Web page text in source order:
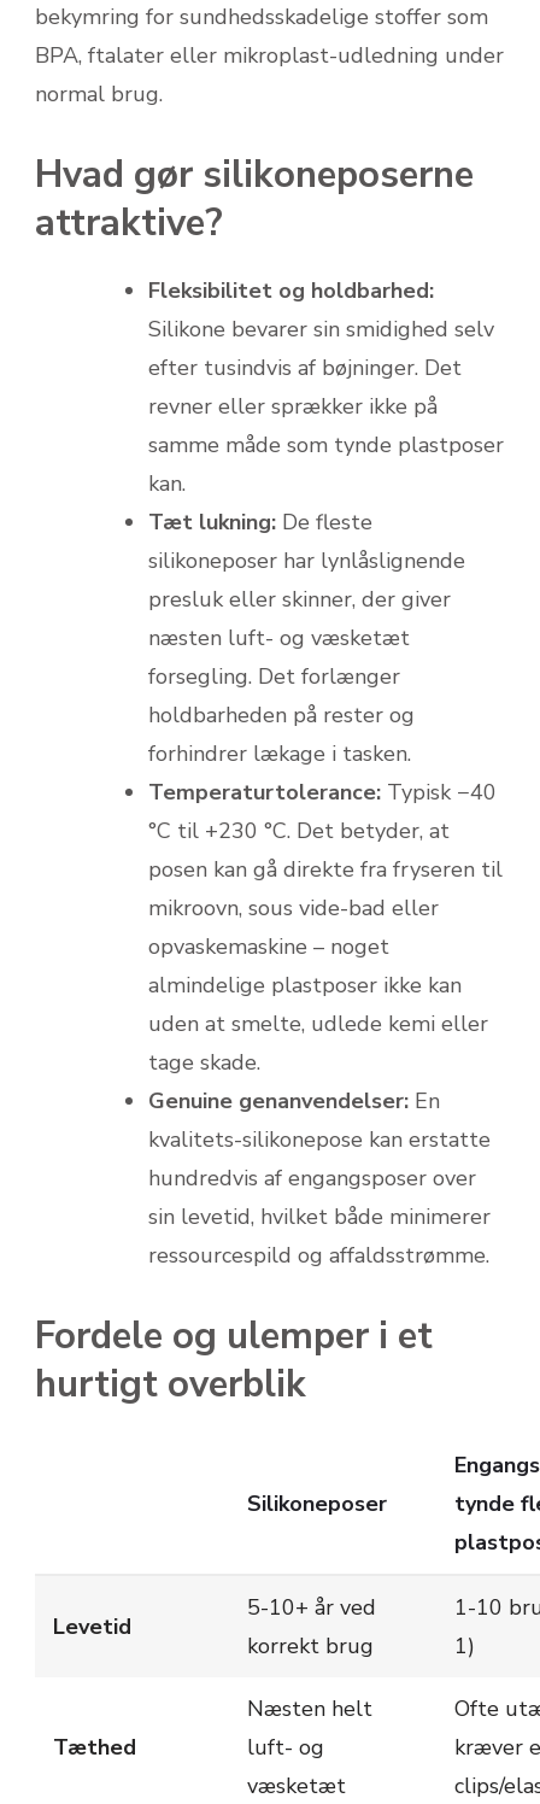
bekymring for sundhedsskadelige stoffer som
BPA, ftalater eller mikroplast-udledning under
normal brug.
Hvad gør silikoneposerne
attraktive?
Fleksibilitet og holdbarhed:
Silikone bevarer sin smidighed selv
efter tusindvis af bøjninger. Det
revner eller sprækker ikke på
samme måde som tynde plastposer
kan.
Tæt lukning: De fleste
silikoneposer har lynlåslignende
presluk eller skinner, der giver
næsten luft- og væsketæt
forsegling. Det forlænger
holdbarheden på rester og
forhindrer lækage i tasken.
Temperaturtolerance: Typisk −40
°C til +230 °C. Det betyder, at
posen kan gå direkte fra fryseren til
mikroovn, sous vide-bad eller
opvaskemaskine – noget
almindelige plastposer ikke kan
uden at smelte, udlede kemi eller
tage skade.
Genuine genanvendelser: En
kvalitets-silikonepose kan erstatte
hundredvis af engangsposer over
sin levetid, hvilket både minimerer
ressourcespild og affaldsstrømme.
Fordele og ulemper i et
hurtigt overblik
Silikoneposer
tynde
Levetid
5-10+ år ved
korrekt brug
1-10
1)
Tæthed
Næsten helt
luft- og
væsketæt
Ofte
kræver
clips/